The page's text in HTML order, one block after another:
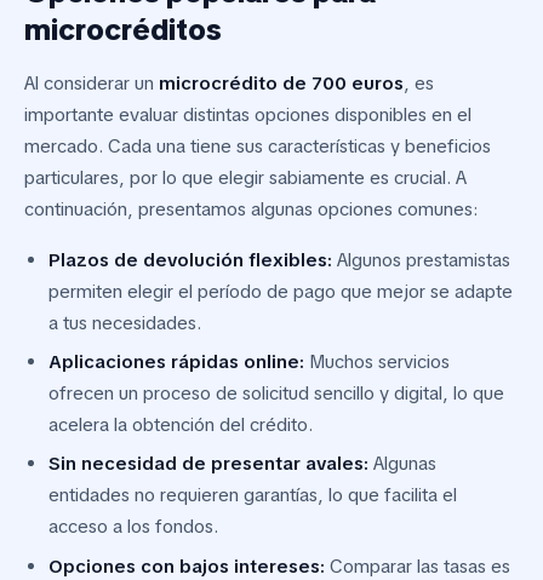
microcréditos
Al considerar un microcrédito de 700 euros, es
importante evaluar distintas opciones disponibles en el
mercado. Cada una tiene sus características y beneficios
particulares, por lo que elegir sabiamente es crucial. A
continuación, presentamos algunas opciones comunes:
Plazos de devolución flexibles: Algunos prestamistas
permiten elegir el período de pago que mejor se adapte
a tus necesidades.
Aplicaciones rápidas online: Muchos servicios
ofrecen un proceso de solicitud sencillo y digital, lo que
acelera la obtención del crédito.
Sin necesidad de presentar avales: Algunas
entidades no requieren garantías, lo que facilita el
acceso a los fondos.
Opciones con bajos intereses: Comparar las tasas es